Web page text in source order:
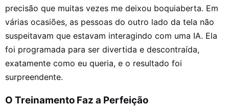
precisão que muitas vezes me deixou boquiaberta. Em
várias ocasiões, as pessoas do outro lado da tela não
suspeitavam que estavam interagindo com uma IA. Ela
foi programada para ser divertida e descontraída,
exatamente como eu queria, e o resultado foi
surpreendente.
O Treinamento Faz a Perfeição